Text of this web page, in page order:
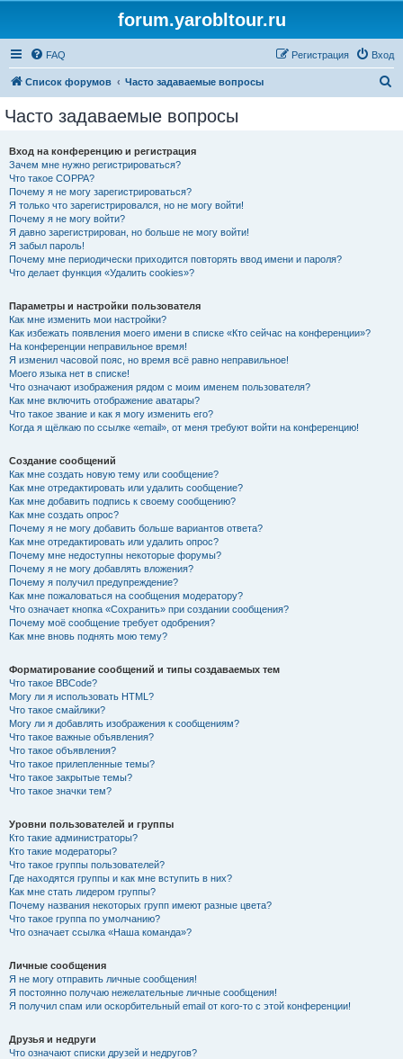
forum.yarobltour.ru
FAQ Вход
Регистрация
Список форумов Часто задаваемые вопросы
Часто задаваемые вопросы
Вход на конференцию и регистрация
Зачем мне нужно регистрироваться?
Что такое COPPA?
Почему я не могу зарегистрироваться?
Я только что зарегистрировался, но не могу войти!
Почему я не могу войти?
Я давно зарегистрирован, но больше не могу войти!
Я забыл пароль!
Почему мне периодически приходится повторять ввод имени и пароля?
Что делает функция «Удалить cookies»?
Параметры и настройки пользователя
Как мне изменить мои настройки?
Как избежать появления моего имени в списке «Кто сейчас на конференции»?
На конференции неправильное время!
Я изменил часовой пояс, но время всё равно неправильное!
Моего языка нет в списке!
Что означают изображения рядом с моим именем пользователя?
Как мне включить отображение аватары?
Что такое звание и как я могу изменить его?
Когда я щёлкаю по ссылке «email», от меня требуют войти на конференцию!
Создание сообщений
Как мне создать новую тему или сообщение?
Как мне отредактировать или удалить сообщение?
Как мне добавить подпись к своему сообщению?
Как мне создать опрос?
Почему я не могу добавить больше вариантов ответа?
Как мне отредактировать или удалить опрос?
Почему мне недоступны некоторые форумы?
Почему я не могу добавлять вложения?
Почему я получил предупреждение?
Как мне пожаловаться на сообщения модератору?
Что означает кнопка «Сохранить» при создании сообщения?
Почему моё сообщение требует одобрения?
Как мне вновь поднять мою тему?
Форматирование сообщений и типы создаваемых тем
Что такое BBCode?
Могу ли я использовать HTML?
Что такое смайлики?
Могу ли я добавлять изображения к сообщениям?
Что такое важные объявления?
Что такое объявления?
Что такое прилепленные темы?
Что такое закрытые темы?
Что такое значки тем?
Уровни пользователей и группы
Кто такие администраторы?
Кто такие модераторы?
Что такое группы пользователей?
Где находятся группы и как мне вступить в них?
Как мне стать лидером группы?
Почему названия некоторых групп имеют разные цвета?
Что такое группа по умолчанию?
Что означает ссылка «Наша команда»?
Личные сообщения
Я не могу отправить личные сообщения!
Я постоянно получаю нежелательные личные сообщения!
Я получил спам или оскорбительный email от кого-то с этой конференции!
Друзья и недруги
Что означают списки друзей и недругов?